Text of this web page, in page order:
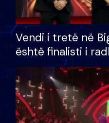
Vendi i tretë në
është finalisti i